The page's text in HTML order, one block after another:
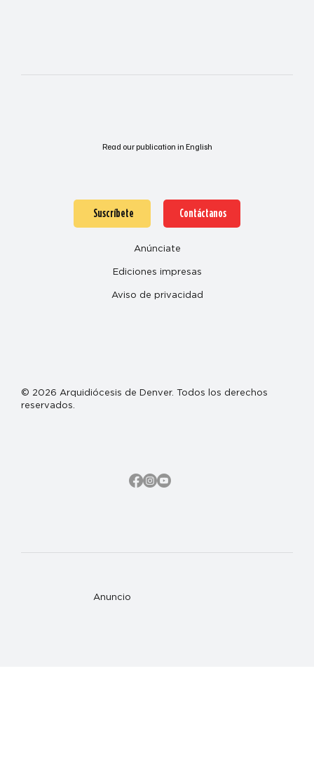
Read our publication in English
Anuncio
Suscríbete Contáctanos
Anúnciate
Ediciones impresas
Aviso de privacidad
© 2026 Arquidiócesis de Denver. Todos los derechos
reservados.